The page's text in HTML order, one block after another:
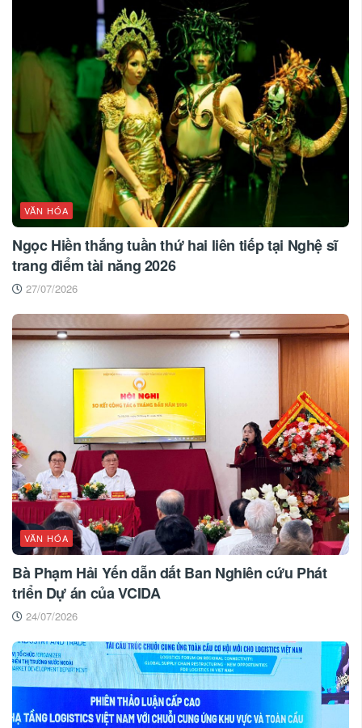
VĂN HÓA
Ngọc Hiền thắng tuần thứ hai liên tiếp tại Nghệ sĩ
trang điểm tài năng 2026
27/07/2026
VĂN HÓA
Bà Phạm Hải Yến dẫn dắt Ban Nghiên cứu Phát
triển Dự án của VCIDA
24/07/2026